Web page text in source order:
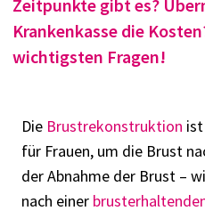
Zeitpunkte gibt es?
Krankenkasse die
wichtigsten Fragen!
Die Brustrekonstruktion
für Frauen, um die Brust
der Abnahme der Brust –
nach einer